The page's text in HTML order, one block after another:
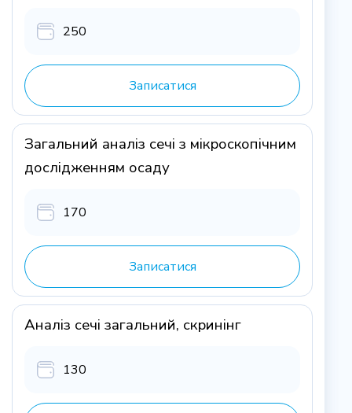
250
Записатися
Загальний аналіз сечі з мікроскопічним
дослідженням осаду
170
Записатися
Аналіз сечі загальний, скринінг
130